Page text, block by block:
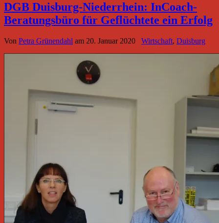
DGB Duisburg-Niederrhein: InCoach-
Beratungsbüro für Geflüchtete ein Erfolg
Von Petra Grünendahl am 20. Januar 2020 Wirtschaft, Duisburg